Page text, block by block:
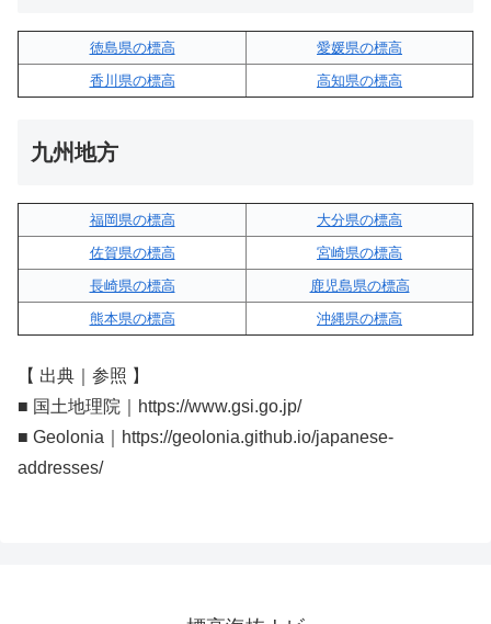
徳島県の標高
愛媛県の標高
香川県の標高
高知県の標高
九州地方
福岡県の標高
大分県の標高
佐賀県の標高
宮崎県の標高
長崎県の標高
鹿児島県の標高
熊本県の標高
沖縄県の標高
【 出典｜参照 】
■ 国土地理院｜https://www.gsi.go.jp/
■ Geolonia｜https://geolonia.github.io/japanese-
addresses/